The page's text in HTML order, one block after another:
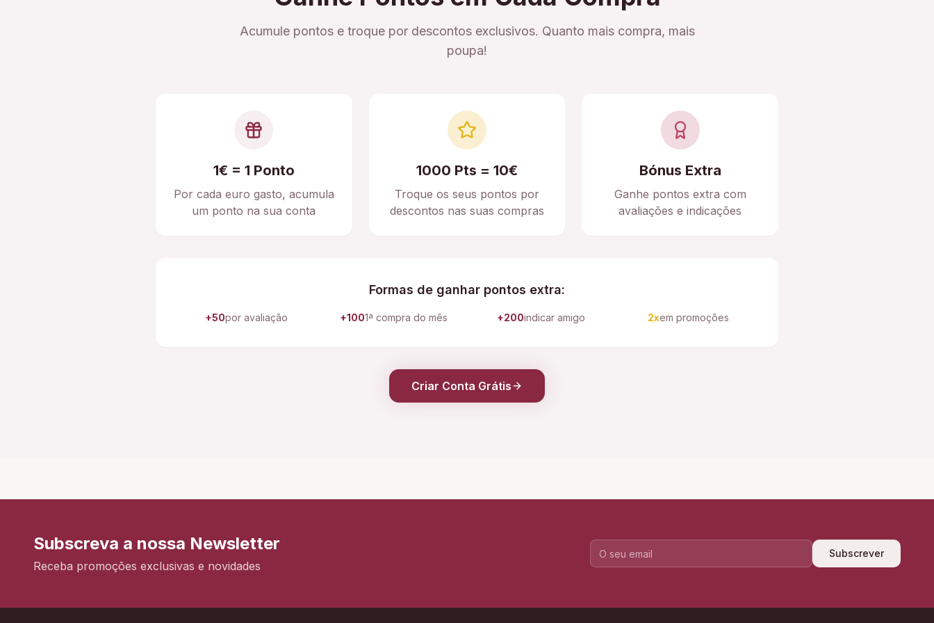
Acumule pontos e troque por descontos exclusivos. Quanto mais compra, mais
poupa!
1€ = 1 Ponto
Por cada euro gasto, acumula
um ponto na sua conta
1000 Pts = 10€
Troque os seus pontos por
descontos nas suas compras
Bónus Extra
Ganhe pontos extra com
avaliações e indicações
Formas de ganhar pontos extra:
+50por avaliação +1001ª compra do mês +200indicar amigo 2xem promoções
Criar Conta Grátis
Subscreva a nossa Newsletter
Receba promoções exclusivas e novidades
Subscrever